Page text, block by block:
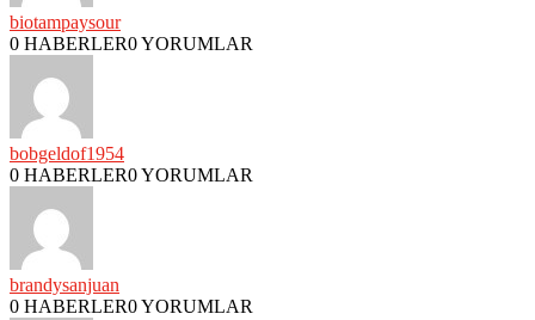
biotampaysour
0 HABERLER0 YORUMLAR
bobgeldof1954
0 HABERLER0 YORUMLAR
brandysanjuan
0 HABERLER0 YORUMLAR